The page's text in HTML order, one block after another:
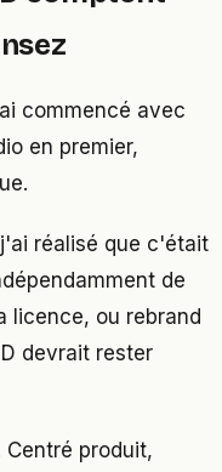
commencé avec
en premier,
réalisé que c'était
de
licence, ou rebrand
devrait rester
Centré produit,